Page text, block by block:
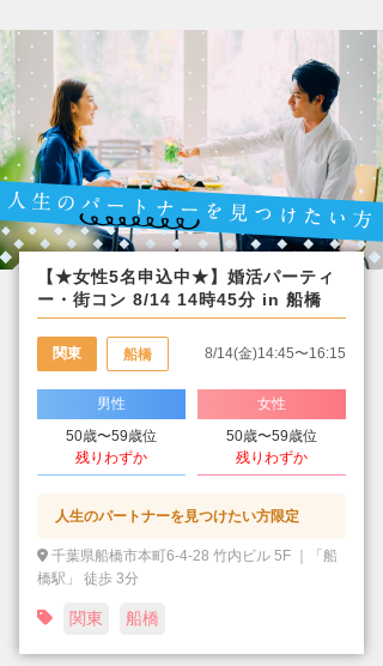
【★女性5名申込中★】婚活パーティ
ー・街コン 8/14 14時45分 in 船橋
関東 船橋 8/14(金)14:45〜16:15
男性
50歳〜59歳位
残りわずか
女性
50歳〜59歳位
残りわずか
人生のパートナーを見つけたい方限定
千葉県船橋市本町6-4-28 竹内ビル 5F ｜「船
橋駅」 徒歩 3分
関東 船橋